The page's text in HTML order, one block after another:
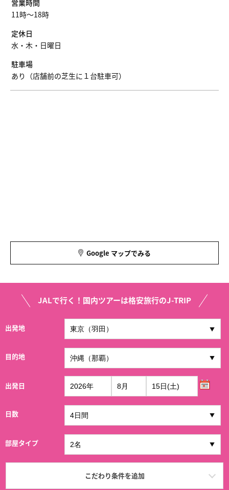
営業時間
11時～18時
定休日
水・木・日曜日
駐車場
あり（店舗前の芝生に１台駐車可）
Google マップでみる
JALで行く！国内ツアーは格安旅行のJ-TRIP
出発地
目的地
出発日
日数
部屋タイプ
こだわり条件を追加